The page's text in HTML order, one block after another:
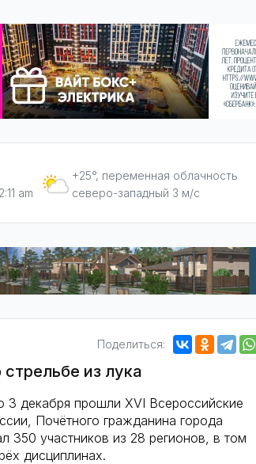
am
+25°, переменная облачность
северо-западный 3 м/с
Поделиться:
из лука
3 декабря прошли XVI Всероссийские
Почётного гражданина города
350 участников из 28 регионов, в том
дисциплинах.